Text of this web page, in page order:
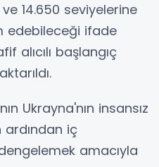
14.650 seviyelerine
edebileceği ifade
alıcılı başlangıç
Ukrayna'nın insansız
ardından iç
amacıyla